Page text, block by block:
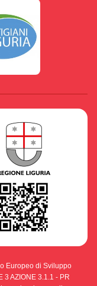
Europeo di Sviluppo
3 AZIONE 3.1.1 - PR